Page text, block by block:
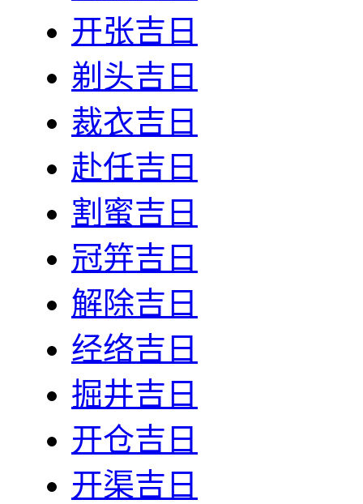
开张吉日
剃头吉日
裁衣吉日
赴任吉日
割蜜吉日
冠笄吉日
解除吉日
经络吉日
掘井吉日
开仓吉日
开渠吉日